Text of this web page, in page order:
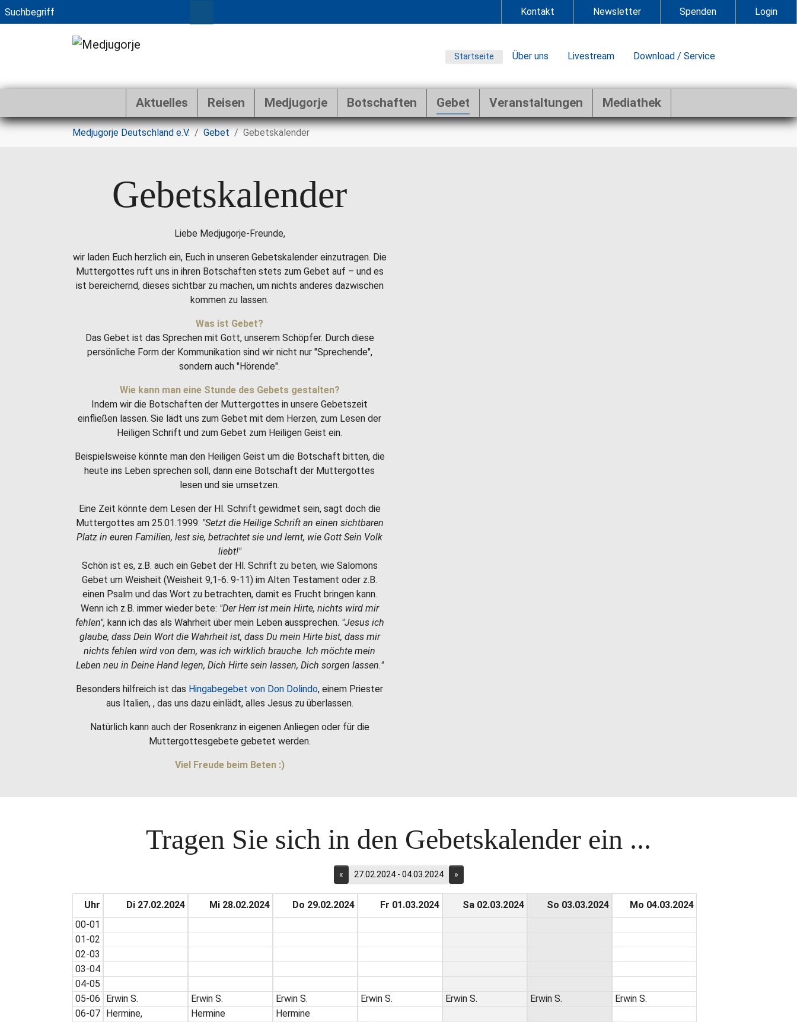
Zum Hauptinhalt springen
Kontakt Newsletter Spenden Login
Startseite Über uns Livestream Download / Service
Aktuelles Reisen Medjugorje Botschaften Gebet Veranstaltungen Mediathek
Sie sind hier:
Medjugorje Deutschland e.V. Gebet Gebetskalender
Gebetskalender
Liebe Medjugorje-Freunde,
wir laden Euch herzlich ein, Euch in unseren Gebetskalender einzutragen. Die
Muttergottes ruft uns in ihren Botschaften stets zum Gebet auf – und es
ist bereichernd, dieses sichtbar zu machen, um nichts anderes dazwischen
kommen zu lassen.
Was ist Gebet?
Das Gebet ist das Sprechen mit Gott, unserem Schöpfer. Durch diese
persönliche Form der Kommunikation sind wir nicht nur "Sprechende",
sondern auch "Hörende".
Wie kann man eine Stunde des Gebets gestalten?
Indem wir die Botschaften der Muttergottes in unsere Gebetszeit
einfließen lassen. Sie lädt uns zum Gebet mit dem Herzen, zum Lesen der
Heiligen Schrift und zum Gebet zum Heiligen Geist ein.
Beispielsweise könnte man den Heiligen Geist um die Botschaft bitten, die
heute ins Leben sprechen soll, dann eine Botschaft der Muttergottes
lesen und sie umsetzen.
Eine Zeit könnte dem Lesen der Hl. Schrift gewidmet sein, sagt doch die
Muttergottes am 25.01.1999: "Setzt die Heilige Schrift an einen sichtbaren
Platz in euren Familien, lest sie, betrachtet sie und lernt, wie Gott Sein Volk
liebt!"
Schön ist es, z.B. auch ein Gebet der Hl. Schrift zu beten, wie Salomons
Gebet um Weisheit (Weisheit 9,1-6. 9-11) im Alten Testament oder z.B.
einen Psalm und das Wort zu betrachten, damit es Frucht bringen kann.
Wenn ich z.B. immer wieder bete: "Der Herr ist mein Hirte, nichts wird mir
fehlen", kann ich das als Wahrheit über mein Leben aussprechen. "Jesus ich
glaube, dass Dein Wort die Wahrheit ist, dass Du mein Hirte bist, dass mir
nichts fehlen wird von dem, was ich wirklich brauche. Ich möchte mein
Leben neu in Deine Hand legen, Dich Hirte sein lassen, Dich sorgen lassen."
Besonders hilfreich ist das Hingabegebet von Don Dolindo, einem Priester
aus Italien, , das uns dazu einlädt, alles Jesus zu überlassen.
Natürlich kann auch der Rosenkranz in eigenen Anliegen oder für die
Muttergottesgebete gebetet werden.
Viel Freude beim Beten :)
Tragen Sie sich in den Gebetskalender ein ...
« 27.02.2024 - 04.03.2024 »
Uhr
00-01
01-02
02-03
03-04
04-05
05-06
06-07
Di 27.02.2024
Erwin S.
Hermine,
Mi 28.02.2024
Erwin S.
Hermine
Do 29.02.2024
Erwin S.
Hermine
Fr 01.03.2024
Erwin S.
Sa 02.03.2024
Erwin S.
So 03.03.2024
Erwin S.
Mo 04.03.2024
Erwin S.